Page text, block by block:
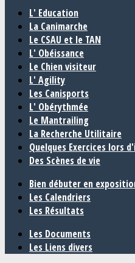
L' Education
La Canimarche
Le CSAU et le TAN
L' Obéissance
Le Chien visiteur
L' Agility
Les Canisports
L' Obérythmée
Le Mantrailing
La Recherche Utilitaire
Quelques Exercices lors
Des Scènes de vie
Bien débuter en
Les Calendriers
Les Résultats
Les Documents
Les Liens divers